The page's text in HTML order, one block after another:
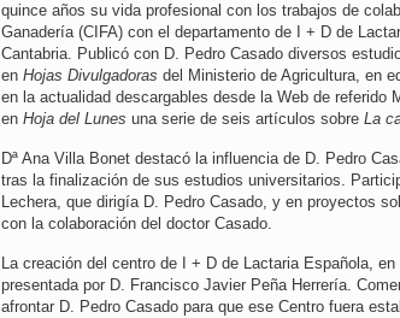
quince años su vida profesional con los trabajos de
Ganadería (CIFA) con el departamento de I + D de
Cantabria. Publicó con D. Pedro Casado diversos
en Hojas Divulgadoras del Ministerio de Agricultura, en
en la actualidad descargables desde la Web de referido
en Hoja del Lunes una serie de seis artículos sobre La
Dª Ana Villa Bonet destacó la influencia de D. Pedro
tras la finalización de sus estudios universitarios.
Lechera, que dirigía D. Pedro Casado, y en proyectos
con la colaboración del doctor Casado.
La creación del centro de I + D de Lactaria Española,
presentada por D. Francisco Javier Peña Herrería.
afrontar D. Pedro Casado para que ese Centro fuera